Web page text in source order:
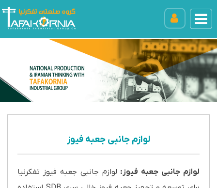
لوازم جانبی جعبه فیوز
لوازم جانبی جعبه فیوز: لوازم جانبی جعبه فیوز تفکرنیا